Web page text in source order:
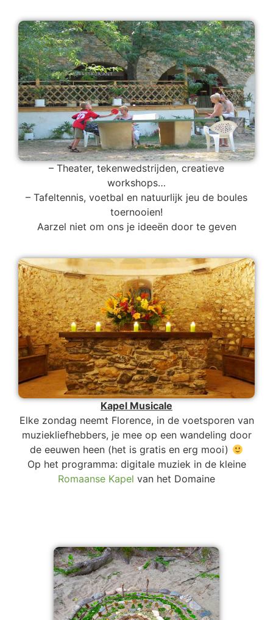
– Theater, tekenwedstrijden, creatieve
workshops…
– Tafeltennis, voetbal en natuurlijk jeu de boules
toernooien!
Aarzel niet om ons je ideeën door te geven
Kapel Musicale
Elke zondag neemt Florence, in de voetsporen van
muziekliefhebbers, je mee op een wandeling door
de eeuwen heen (het is gratis en erg mooi)
Op het programma: digitale muziek in de kleine
Romaanse Kapel van het Domaine